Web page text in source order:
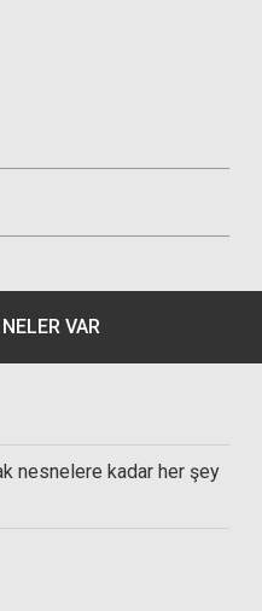
VAR
nesnelere kadar her şey